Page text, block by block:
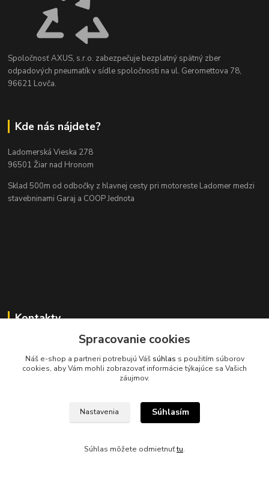
Spoločnosť AXUS, s.r.o. zabezpečuje bezplatný spätný zber
odpadových pneumatík v sídle spoločnosti na ul. Geromettova 78,
96621 Lovča.
Kde nás nájdete?
Ladomerská Vieska 278
96501 Žiar nad Hronom
Sklad 500m od odbočky z hlavnej cesty pri motoreste Ladomer medzi
stavebninami Garaj a COOP Jednota
Kontakty
Spracovanie cookies
Náš e-shop a partneri potrebujú Váš súhlas s použitím súborov
cookies, aby Vám mohli zobrazovať informácie týkajúce sa Vašich
záujmov.
Nastavenia Súhlasím
Súhlas môžete odmietnuťtu.